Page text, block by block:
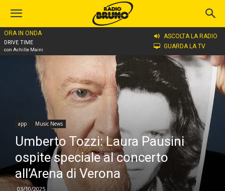
ORA IN ONDA
DRIVE TIME
con Achille Maini
ASCOLTA LA RADIO
GUARDA LA TV
Home
app Music News
Umberto Tozzi: Laura Pausini
ospite speciale al concerto
all’Arena di Verona
03/10/2025